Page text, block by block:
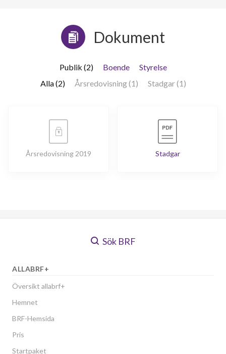
Dokument
Publik (2) Boende
Styrelse
Alla (2)
Årsredovisning (1) Stadgar (1)
Årsredovisning 2019 Stadgar
Sök BRF
ALLABRF+
Översikt allabrf+
Hemnet
BRF-Hemsida
Pris
Startpaket